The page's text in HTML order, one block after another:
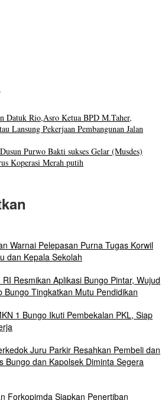
Datuk Rio,Asro Ketua BPD M.Taher,
Lansung Pekerjaan Pembangunan Jalan
Purwo Bakti sukses Gelar (Musdes)
Koperasi Merah putih
Warnai Pelepasan Purna Tugas Korwil
dan Kepala Sekolah
Resmikan Aplikasi Bungo Pintar, Wujud
Bungo Tingkatkan Mutu Pendidikan
1 Bungo Ikuti Pembekalan PKL, Siap
Juru Parkir Resahkan Pembeli dan
Bungo dan Kapolsek Diminta Segera
Forkopimda Siapkan Penertiban